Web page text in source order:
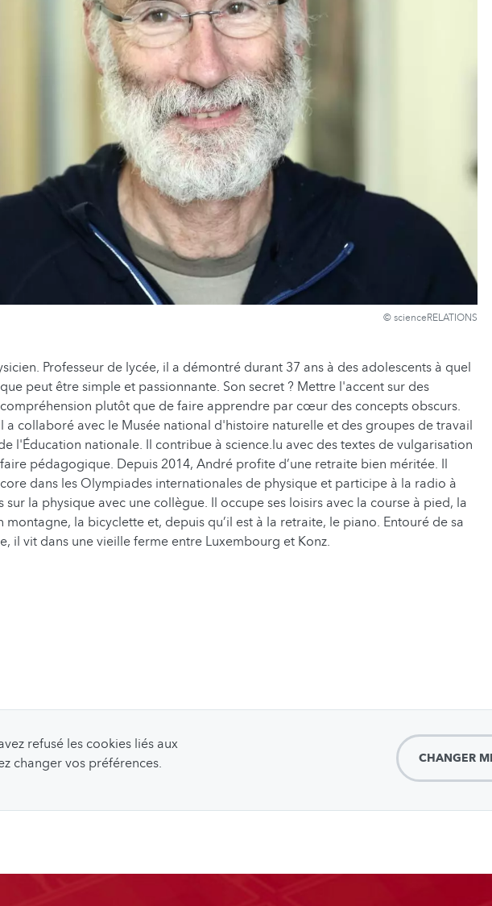
© scienceRELATIONS
Professeur de lycée, il a démontré durant 37 ans à des adolescents à quel
peut être simple et passionnante. Son secret ? Mettre l'accent sur des
plutôt que de faire apprendre par cœur des concepts obscurs.
a collaboré avec le Musée national d'histoire naturelle et des groupes de travail
l'Éducation nationale. Il contribue à science.lu avec des textes de vulgarisation
pédagogique. Depuis 2014, André profite d’une retraite bien méritée. Il
dans les Olympiades internationales de physique et participe à la radio à
sur la physique avec une collègue. Il occupe ses loisirs avec la course à pied, la
montagne, la bicyclette et, depuis qu’il est à la retraite, le piano. Entouré de sa
il vit dans une vieille ferme entre Luxembourg et Konz.
refusé les cookies liés aux
changer vos préférences.
CHANGER